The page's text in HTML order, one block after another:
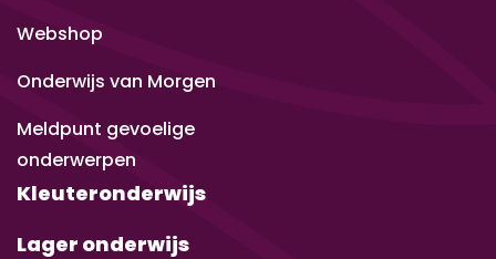
Webshop
Onderwijs van Morgen
Meldpunt gevoelige
onderwerpen
Kleuteronderwijs
Lager onderwijs